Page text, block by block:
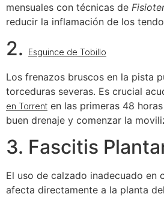
mensuales con técnicas de
reducir la inflamación de los
2. Esguince de Tobillo
Los frenazos bruscos en la pista
torceduras severas. Es crucial
en Torrent en las primeras 48
buen drenaje y comenzar la
3. Fascitis
El uso de calzado inadecuado en
afecta directamente a la planta